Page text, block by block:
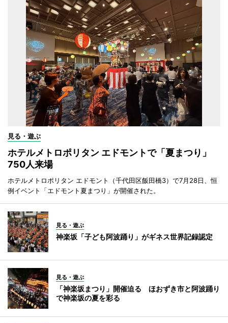
見る・遊ぶ
ホテルメトロポリタン エドモントで「夏まつり」
750人来場
ホテルメトロポリタン エドモント（千代田区飯田橋3）で7月28日、恒
例イベント「エドモント夏まつり」が開催された。
見る・遊ぶ
神楽坂「子ども阿波踊り」がギネス世界記録認定
見る・遊ぶ
「神楽坂まつり」開催迫る ほおずき市と阿波踊り
で神楽坂の夏を彩る